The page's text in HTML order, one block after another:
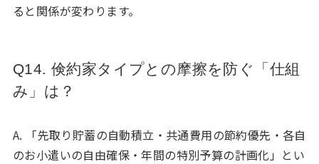
ると関係が変わります。
Q14. 倹約家タイプとの摩擦を防ぐ「仕組
み」は？
A. 「先取り貯蓄の自動積立・共通費用の節約優先・各自
のお小遣いの自由確保・年間の特別予算の計画化」とい